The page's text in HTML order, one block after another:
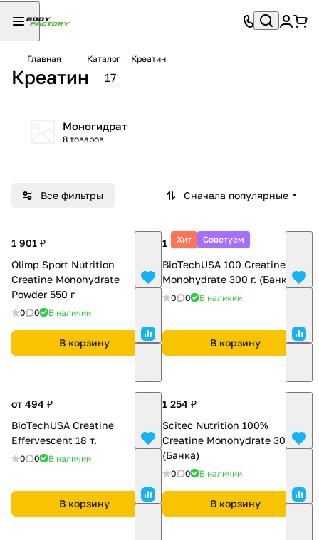
Главная Каталог Креатин
Креатин 17
Моногидрат
8 товаров
Все фильтры Сначала популярные
1 901 ₽
Olimp Sport Nutrition
Creatine Monohydrate
Powder 550 г
0 0 В наличии
В корзину
Хит Советуем
1 853 ₽
BioTechUSA 100 Creatinе
Monohydrate 300 г. (Банка)
0 0 В наличии
В корзину
от 494 ₽
BioTechUSA Creatine
Effervescent 18 т.
0 0 В наличии
В корзину
1 254 ₽
Scitec Nutrition 100%
Creatine Monohydrate 300 г
(Банка)
0 0 В наличии
В корзину